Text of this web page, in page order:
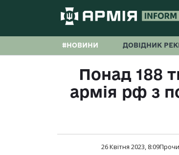
#НОВИНИ ДОВІДНИК
Понад 188
армія рф з
26 Квітня 2023, 8:09